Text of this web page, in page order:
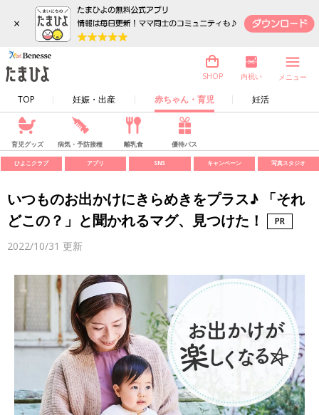
×
TOP 妊娠・出産 赤ちゃん・育児 妊活
SHOP 内祝い メニュー
育児グッズ 病気・予防接種 離乳食 優待パス
ひよこクラブ アプリ SNS キャンペーン 写真スタジオ
いつものお出かけにきらめきをプラス♪ 「それ
どこの？」と聞かれるマグ、見つけた！
2022/10/31 更新